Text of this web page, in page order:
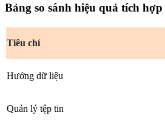
Bảng so sánh hiệu quả tích hợp
Tiêu chí
Hướng dữ liệu
Quản lý tệp tin